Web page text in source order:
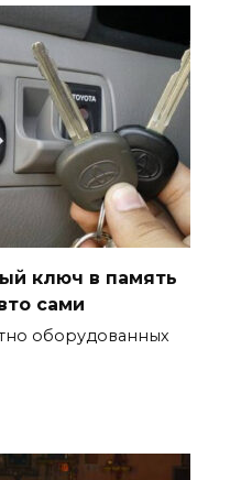
ключ в память
сами
оборудованных